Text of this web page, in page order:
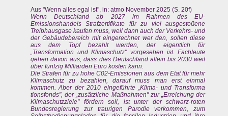
Aus "Wenn alles egal ist", in: atmo November 2025 (S. 20f)
Wenn Deutschland ab 2027 im Rahmen des EU-
Emissionshandels Strafzertifikate für zu viel ausgestoßene
Treibhausgase kaufen muss, weil dann auch der Verkehrs- und
der Gebäudebereich mit eingerechnet wer den, sollen diese
aus dem Topf bezahlt werden, der eigentlich für
„Transformation und Klimaschutz" vorgesehen ist. Fachleute
gehen davon aus, dass dies Deutschland allein bis 2030 weit
über fünfzig Milliarden Euro kosten kann.
Die Strafen für zu hohe C02-Emissionen aus dem Etat für mehr
Klimaschutz zu bezahlen, darauf muss man erst einmal
kommen. Aber der 2010 eingeführte „Klima- und Transforma
tionsfonds", der „zusätzliche Maßnahmen" zur „Erreichung der
Klimaschutzziele" fördern soll, ist unter der schwarz-roten
Bundesregierung zur traurigen Parodie verkommen, zum